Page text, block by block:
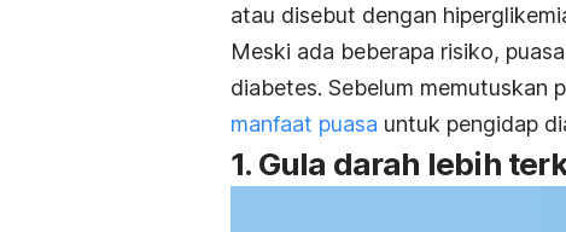
atau disebut dengan
Meski ada beberapa risiko,
diabetes. Sebelum memutuskan
manfaat puasa untuk pengidap
1. Gula darah lebih